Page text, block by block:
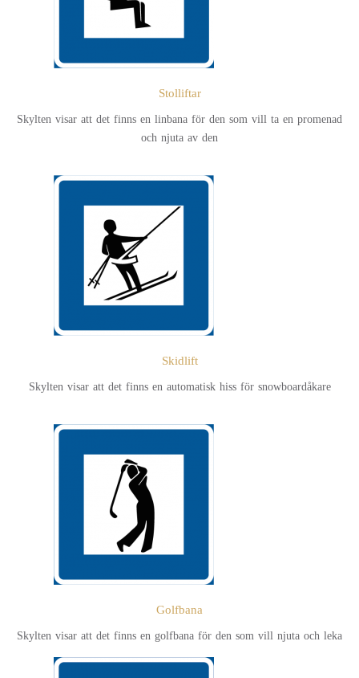
Stolliftar
Skylten visar att det finns en linbana för den som vill ta en promenad
och njuta av den
Skidlift
Skylten visar att det finns en automatisk hiss för snowboardåkare
Golfbana
Skylten visar att det finns en golfbana för den som vill njuta och leka